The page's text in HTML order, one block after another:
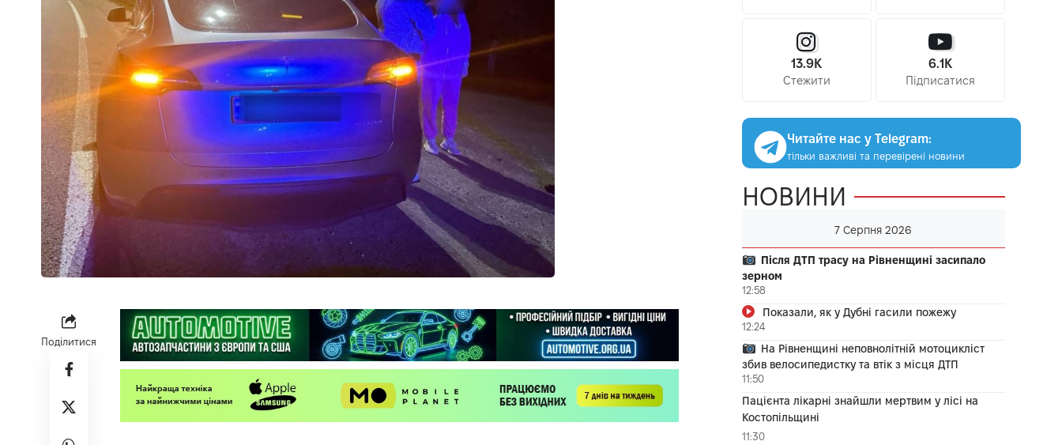
Поділитися
13.9K
Стежити
6.1K
Підписатися
Читайте нас у Telegram:
тільки важливі та перевірені новини
НОВИНИ
7 Серпня 2026
Після ДТП трасу на Рівненщині засипало
зерном
12:58
Показали, як у Дубні гасили пожежу
12:24
На Рівненщині неповнолітній мотоцикліст
збив велосипедистку та втік з місця ДТП
11:50
Пацієнта лікарні знайшли мертвим у лісі на
Костопільщині
11:30